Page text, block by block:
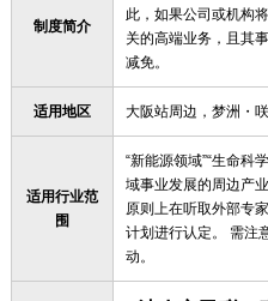
制度简介
此，如果公司或机构
关的高端业务，且其
减免。
适用地区 大阪站周边，梦洲・
适用行业范
围
“新能源领域”“生命科
域事业发展的周边产业
原则上在听取外部专
计划进行认定。 需注
动。